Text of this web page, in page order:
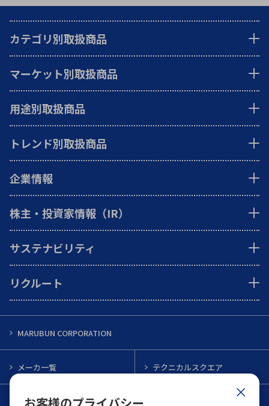
カテゴリ別取扱商品
マーケット別取扱商品
用途別取扱商品
トレンド別取扱商品
企業情報
株主・投資家情報（IR）
サステナビリティ
リクルート
MARUBUN CORPORATION
メーカ一覧 テクニカルスクエア
インフォメーション